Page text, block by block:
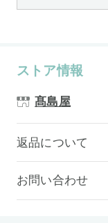
ストア情報
髙島屋
返品について
お問い合わせ